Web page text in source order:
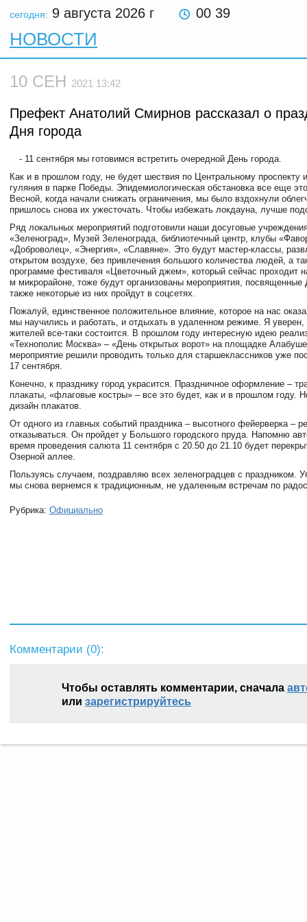
сегодня: 9 августа 2026 г 00 39
НОВОСТИ
10 СЕН 2021 13:42
Префект Анатолий Смирнов рассказал о
Дня города
- 11 сентября мы готовимся встретить очередной День города.
Как и в прошлом году, не будет шествия по Центральному проспекту
гуляния в парке Победы. Эпидемиологическая обстановка все еще
Весной, когда начали снижать ограничения, мы было вздохнули
пришлось снова их ужесточать. Чтобы избежать локдауна, лучше
Ряд локальных мероприятий подготовили наши досуговые
«Зеленоград», Музей Зеленограда, библиотечный центр, клубы
«Доброволец», «Энергия», «Славяне». Это будут мастер-классы,
открытом воздухе, без привлечения большого количества людей, а
программе фестиваля «Цветочный джем», который сейчас проходит
м микрорайоне, тоже будут организованы мероприятия, посвященные
также некоторые из них пройдут в соцсетях.
Пожалуй, единственное положительное влияние, которое на нас
мы научились и работать, и отдыхать в удаленном режиме. Я уверен,
жителей все-таки состоится. В прошлом году интересную идею
«Технополис Москва» – «День открытых ворот» на площадке
мероприятие решили проводить только для старшеклассников уже
17 сентября.
Конечно, к празднику город украсится. Праздничное оформление –
плакаты, «флаговые костры» – все это будет, как и в прошлом году.
дизайн плакатов.
От одного из главных событий праздника – высотного фейерверка –
отказываться. Он пройдет у Большого городского пруда. Напомню
время проведения салюта 11 сентября с 20.50 до 21.10 будет
Озерной аллее.
Пользуясь случаем, поздравляю всех зеленоградцев с праздником.
мы снова вернемся к традиционным, не удаленным встречам по
Рубрика: Официально
Комментарии (0):
Чтобы оставлять комментарии, сначала
или зарегистрируйтесь